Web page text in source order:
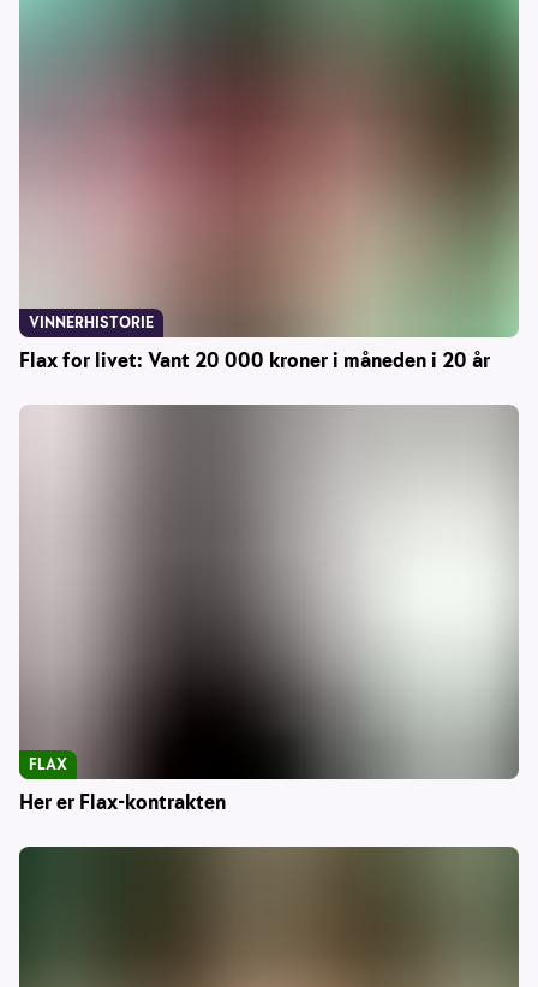
Flax for livet: Vant 20 000 kroner i måneden i 20 år
VINNERHISTORIE
Her er Flax-kontrakten
FLAX